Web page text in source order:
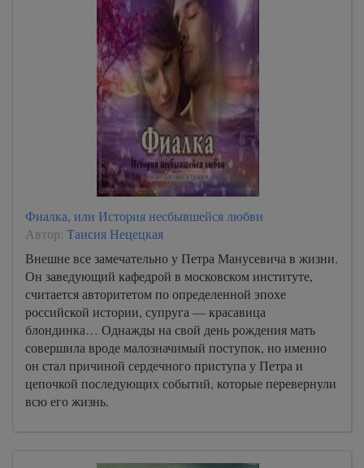
Фиалка, или История несбывшейся любви
Автор: Таисия Нецецкая
Внешне все замечательно у Петра Манусевича в жизни.
Он заведующий кафедрой в московском институте,
считается авторитетом по определенной эпохе
российской истории, супруга — красавица
блондинка… Однажды на свой день рождения мать
совершила вроде малозначимый поступок, но именно
он стал причиной сердечного приступа у Петра и
цепочкой последующих событий, которые перевернули
всю его жизнь.